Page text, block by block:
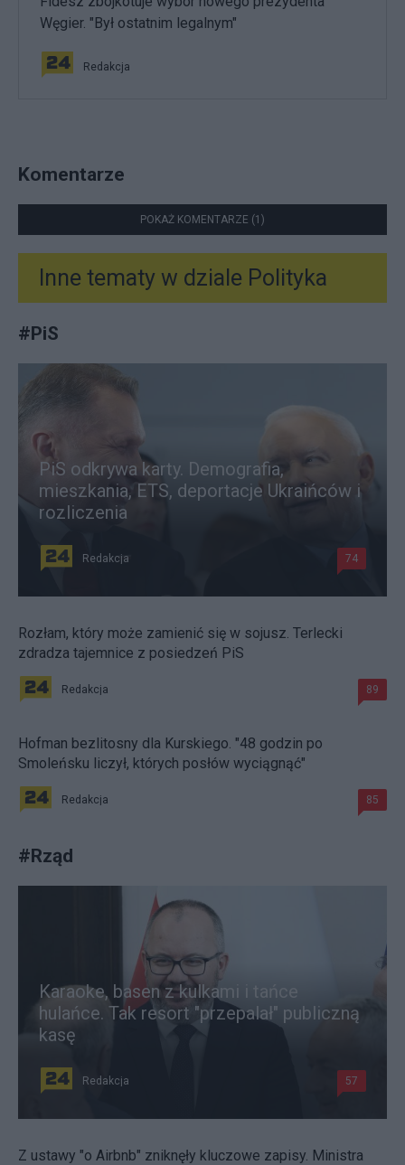
Węgier. "Był ostatnim legalnym"
Redakcja
Komentarze
POKAŻ KOMENTARZE (1)
Inne tematy w dziale Polityka
#PiS
PiS odkrywa karty. Demografia,
mieszkania, ETS, deportacje Ukraińców i
rozliczenia
Redakcja 74
Rozłam, który może zamienić się w sojusz. Terlecki
zdradza tajemnice z posiedzeń PiS
Redakcja 89
Hofman bezlitosny dla Kurskiego. "48 godzin po
Smoleńsku liczył, których posłów wyciągnąć"
Redakcja 85
#Rząd
Karaoke, basen z kulkami i tańce
hulańce. Tak resort "przepalał" publiczną
kasę
Redakcja 57
Z ustawy "o Airbnb" zniknęły kluczowe zapisy. Ministra